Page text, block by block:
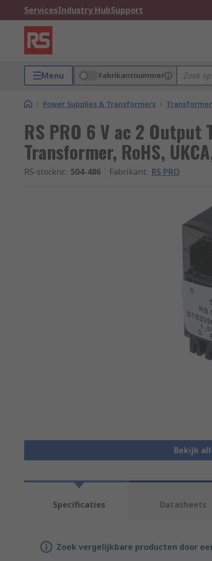
ServicesIndustry HubSupport
Menu Fabrikantnummer
/ Power Supplies & Transformers /
RS PRO 6 V ac 2 Output
Transformer, RoHS,
RS-stocknr.: 504-486 Fabrikant: RS PRO
Bekijk
Specificaties Datasheets
Zoek vergelijkbare producten door